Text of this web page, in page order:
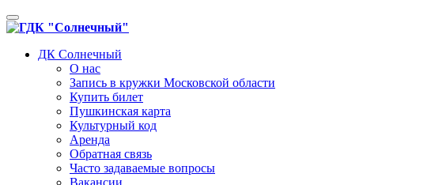
Toggle
navigation
ДК Солнечный
О нас
Запись в кружки Московской области
Купить билет
Пушкинская карта
Культурный код
Аренда
Обратная связь
Часто задаваемые вопросы
Вакансии